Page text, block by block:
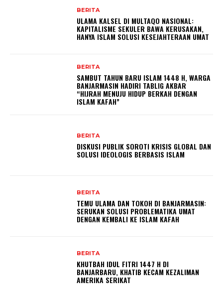
BERITA
ULAMA KALSEL DI MULTAQO NASIONAL:
KAPITALISME SEKULER BAWA KERUSAKAN,
HANYA ISLAM SOLUSI KESEJAHTERAAN UMAT
BERITA
SAMBUT TAHUN BARU ISLAM 1448 H, WARGA
BANJARMASIN HADIRI TABLIG AKBAR
“HIJRAH MENUJU HIDUP BERKAH DENGAN
ISLAM KAFAH”
BERITA
DISKUSI PUBLIK SOROTI KRISIS GLOBAL DAN
SOLUSI IDEOLOGIS BERBASIS ISLAM
BERITA
TEMU ULAMA DAN TOKOH DI BANJARMASIN:
SERUKAN SOLUSI PROBLEMATIKA UMAT
DENGAN KEMBALI KE ISLAM KAFAH
BERITA
KHUTBAH IDUL FITRI 1447 H DI
BANJARBARU, KHATIB KECAM KEZALIMAN
AMERIKA SERIKAT